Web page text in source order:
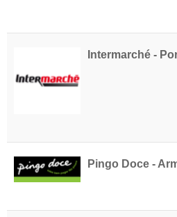
Intermarché -
Pingo Doce -